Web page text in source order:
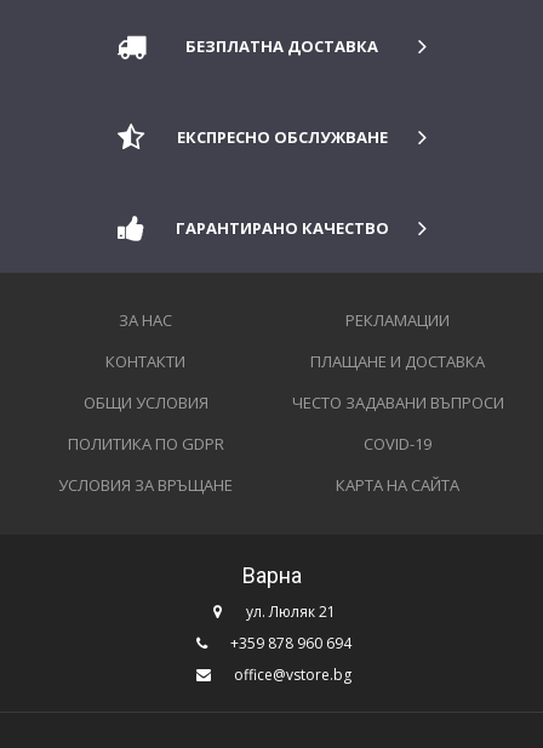
БЕЗПЛАТНА ДОСТАВКА
ЕКСПРЕСНО ОБСЛУЖВАНЕ
ГАРАНТИРАНО КАЧЕСТВО
ЗА НАС
КОНТАКТИ
ОБЩИ УСЛОВИЯ
ПОЛИТИКА ПО GDPR
УСЛОВИЯ ЗА ВРЪЩАНЕ
РЕКЛАМАЦИИ
ПЛАЩАНЕ И ДОСТАВКА
ЧЕСТО ЗАДАВАНИ ВЪПРОСИ
COVID-19
КАРТА НА САЙТА
Варна
ул. Люляк 21
+359 878 960 694
office@vstore.bg